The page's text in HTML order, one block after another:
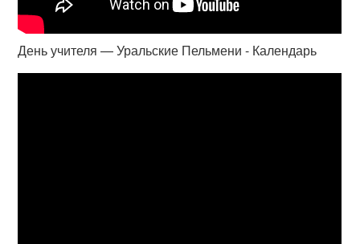
День учителя — Уральские Пельмени - Календарь